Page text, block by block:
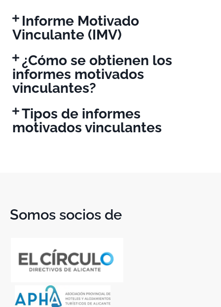
Informe Motivado
Vinculante (IMV)
¿Cómo se obtienen los
informes motivados
vinculantes?
Tipos de informes
motivados vinculantes
Somos socios de